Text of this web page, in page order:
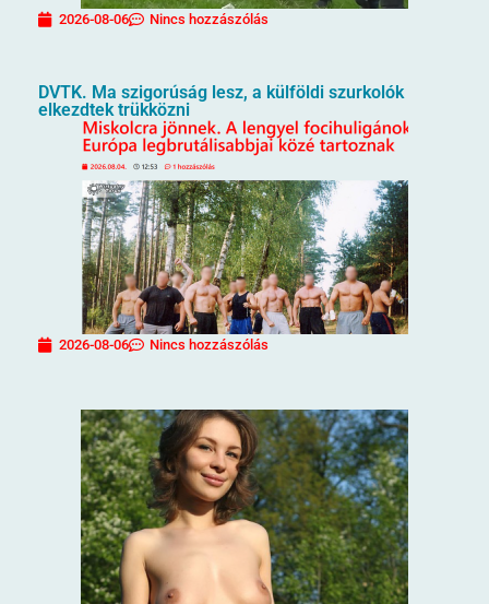
2026-08-06 Nincs hozzászólás
DVTK. Ma szigorúság lesz, a külföldi szurkolók
elkezdtek trükközni
2026-08-06 Nincs hozzászólás